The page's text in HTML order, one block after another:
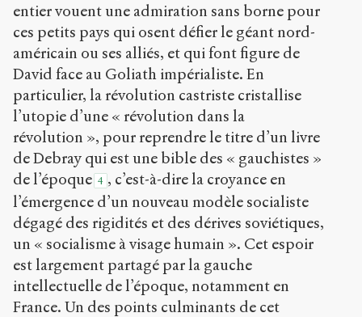
entier vouent une admiration sans borne pour
ces petits pays qui osent défier le géant nord-
américain ou ses alliés, et qui font figure de
David face au Goliath impérialiste. En
particulier, la révolution castriste cristallise
l’utopie d’une « révolution dans la
révolution », pour reprendre le titre d’un livre
de Debray qui est une bible des « gauchistes »
de l’époque 4 , c’est-à-dire la croyance en
l’émergence d’un nouveau modèle socialiste
dégagé des rigidités et des dérives soviétiques,
un « socialisme à visage humain ». Cet espoir
est largement partagé par la gauche
intellectuelle de l’époque, notamment en
France. Un des points culminants de cet